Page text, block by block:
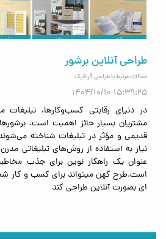
می‌شود.
۴) اصلاح و بازبینی
۵) آماده‌سازی چاپ
فایل طبق استاندارد چاپ افست یا
۶) تحویل نهایی
تحویل شامل:
PDF
JPG
فایل چاپ
فایل لایه باز (در صورت نیاز)
طراحی آنلاین برشور
مقالات مرتبط با طراحی گرافیک
1404/10/10-15:39:25
در دنیای رقابتی کسب‌وکارها،
مشتریان بسیار حائز اهمیت است. برشورها
قدیمی و مؤثر در تبلیغات شناخته
نیاز به استفاده از روش‌های تبلیغاتی
عنوان یک راهکار نوین برای جذب
است.طرح کهن میتواند برای کسب و کار
ای بصورت آنلاین طراحی کند